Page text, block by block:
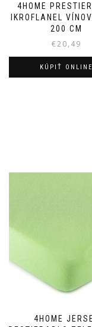
4HOME
MIKROFLANEL
200 CM
€20,49
KÚPIŤ ONLINE
4HOME